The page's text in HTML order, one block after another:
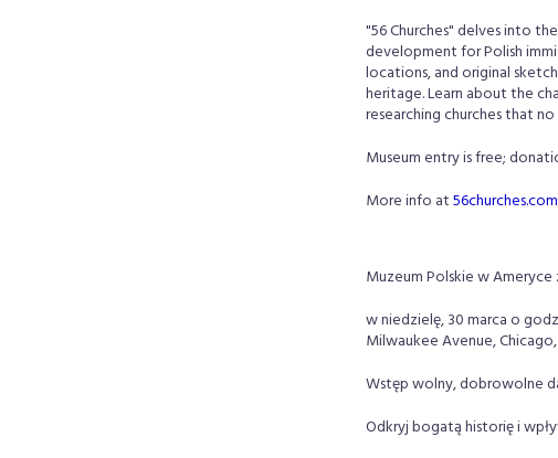
"56 Churches" delves into
development for Polish
locations, and original
heritage. Learn about the
researching churches that
Museum entry is free;
More info at 56churches.com
Muzeum Polskie w Ameryce
w niedzielę, 30 marca o
Milwaukee Avenue, Chicago,
Wstęp wolny, dobrowolne
Odkryj bogatą historię i